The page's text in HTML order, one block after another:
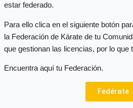
estar federado.
Para ello clica en el siguiente botón
la Federación de Kárate de tu
que gestionan las licencias, por lo que
Encuentra aquí tu Federación.
Fedérate